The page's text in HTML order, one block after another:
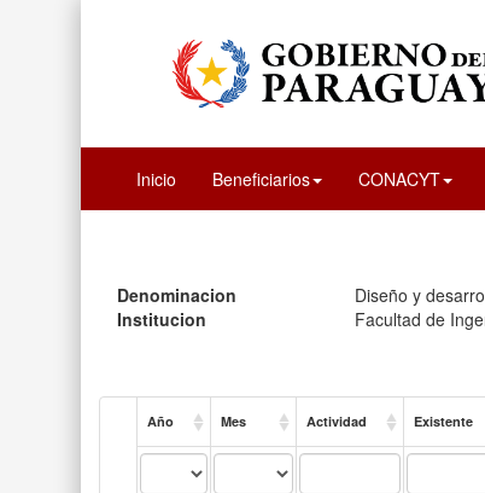
Inicio Beneficiarios CONACYT
Denominacion
Diseño y
Institucion
Facultad de
Año Mes Actividad Existente